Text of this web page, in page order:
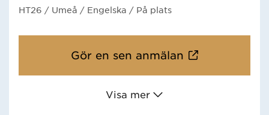
HT26 / Umeå / Engelska / På plats
Gör en sen anmälan
Visa mer